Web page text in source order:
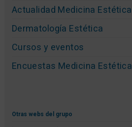
Actualidad Medicina Estética
Dermatología Estética
Cursos y eventos
Encuestas Medicina Estética
Otras webs del grupo